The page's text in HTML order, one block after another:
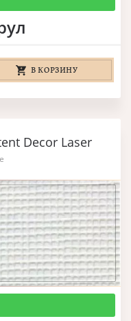
В КОРЗИНУ
Decor Laser